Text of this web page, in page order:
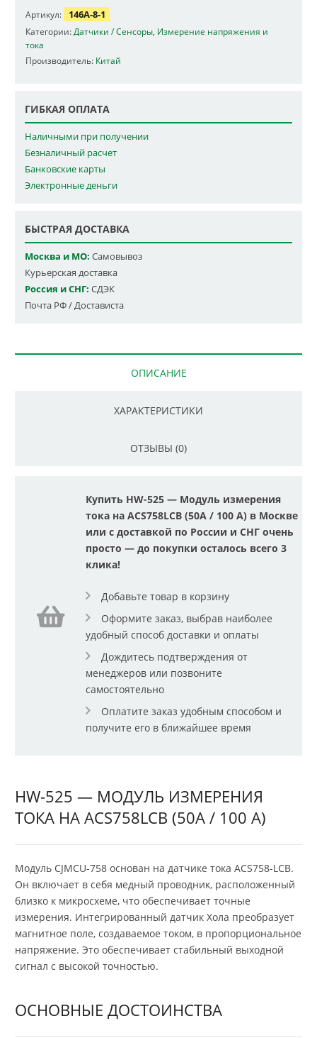
Артикул: 146A-8-1
Категории: Датчики / Сенсоры Измерение напряжения и
тока
Производитель: Китай
ГИБКАЯ ОПЛАТА
Наличными при получении
Безналичный расчет
Банковские карты
Электронные деньги
БЫСТРАЯ ДОСТАВКА
Москва и МО: Самовывоз
Курьерская доставка
Россия и СНГ: СДЭК
Почта РФ / Достависта
ОПИСАНИЕ
ХАРАКТЕРИСТИКИ
ОТЗЫВЫ (0)
Купить HW-525 — Модуль измерения
тока на ACS758LCB (50А / 100 А) в Москве
или с доставкой по России и СНГ очень
просто — до покупки осталось всего 3
клика!
Добавьте товар в корзину
Оформите заказ, выбрав наиболее
удобный способ доставки и оплаты
Дождитесь подтверждения от
менеджеров или позвоните
самостоятельно
Оплатите заказ удобным способом и
получите его в ближайшее время
HW-525 — МОДУЛЬ ИЗМЕРЕНИЯ
ТОКА НА ACS758LCB (50А / 100 А)
Модуль CJMCU-758 основан на датчике тока ACS758-LCB.
Он включает в себя медный проводник, расположенный
близко к микросхеме, что обеспечивает точные
измерения. Интегрированный датчик Хола преобразует
магнитное поле, создаваемое током, в пропорциональное
напряжение. Это обеспечивает стабильный выходной
сигнал с высокой точностью.
ОСНОВНЫЕ ДОСТОИНСТВА